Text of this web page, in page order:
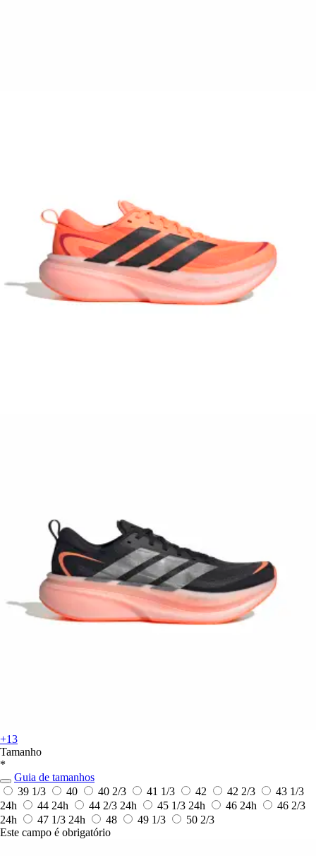
+13
Tamanho
*
Guia de tamanhos
39 1/3
40 40 2/3 41 1/3 42 42 2/3
43 1/3
24h
44 24h 44 2/3 24h 45 1/3 24h 46 24h
46 2/3
24h
47 1/3 24h 48 49 1/3
50 2/3
Este campo é obrigatório